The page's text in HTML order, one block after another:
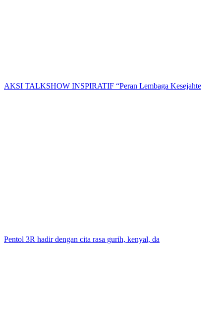
AKSI TALKSHOW INSPIRATIF “Peran Lembaga Kesejahte
Pentol 3R hadir dengan cita rasa gurih, kenyal, da